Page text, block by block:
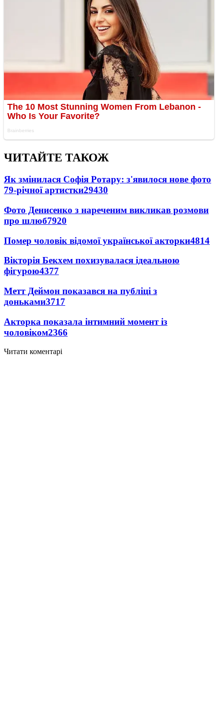
ЧИТАЙТЕ ТАКОЖ
Як змінилася Софія Ротару: з'явилося нове фото
79-річної артистки29430
Фото Денисенко з нареченим викликав розмови
про шлюб7920
Помер чоловік відомої української акторки4814
Вікторія Бекхем похизувалася ідеальною
фігурою4377
Метт Деймон показався на публіці з
доньками3717
Акторка показала інтимний момент із
чоловіком2366
Читати коментарі